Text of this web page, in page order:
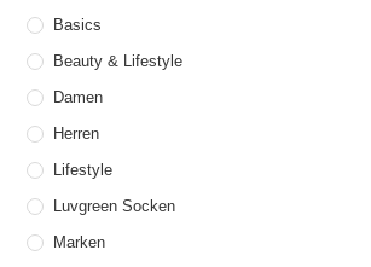
Basics
Beauty & Lifestyle
Damen
Herren
Lifestyle
Luvgreen Socken
Marken